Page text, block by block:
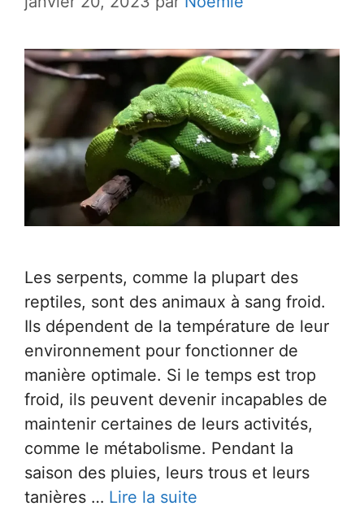
Les serpents, comme la plupart des
reptiles, sont des animaux à sang froid.
Ils dépendent de la température de leur
environnement pour fonctionner de
manière optimale. Si le temps est trop
froid, ils peuvent devenir incapables de
maintenir certaines de leurs activités,
comme le métabolisme. Pendant la
saison des pluies, leurs trous et leurs
tanières … Lire la suite